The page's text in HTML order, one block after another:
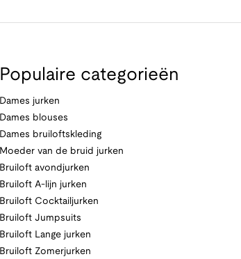
Populaire categorieën
Dames jurken
Dames blouses
Dames bruiloftskleding
Moeder van de bruid jurken
Bruiloft avondjurken
Bruiloft A-lijn jurken
Bruiloft Cocktailjurken
Bruiloft Jumpsuits
Bruiloft Lange jurken
Bruiloft Zomerjurken